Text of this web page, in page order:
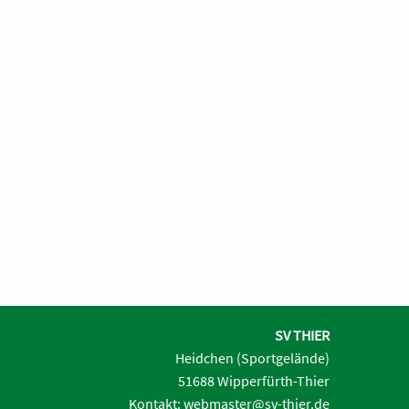
SV THIER
Heidchen (Sportgelände)
51688 Wipperfürth-Thier
Kontakt: webmaster@sv-thier.de